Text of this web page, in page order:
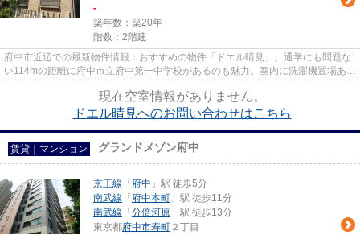
-
築年数：築20年
階数：2階建
府中市近辺での最新物件情報：おすすめの物件「ドエル晴見」。通学にも問題な
い114mの距離に府中市立府中第一中学校があるのも魅力。室内に洗濯機置場あ
現在空室情報がありません。
ドエル晴見へのお問い合わせはこちら
賃貸｜マンション グランドメゾン府中
京王線 「 府中 」駅 徒歩5分
南武線 「 府中本町 」駅 徒歩11分
南武線 「 分倍河原 」駅 徒歩13分
東京都府中市寿町 ２丁目